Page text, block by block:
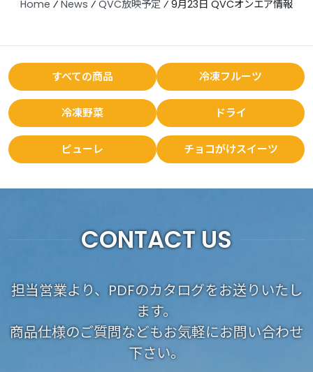
Home ⁄ News ⁄ QVC放映予定 ⁄ 9月23日 QVCオンエア情報
すべての商品 冷凍フルーツ
冷凍野菜 ドライ
ピューレ チョコがけスイーツ
CONTACT US
担当営業より、PDFのカタログをお送りいたし
ます。
商品仕様のご質問などもお気軽にお問い合わせ
下さい。